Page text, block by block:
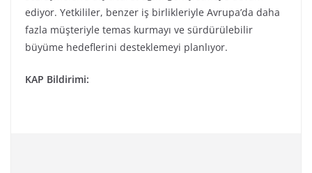
ediyor. Yetkililer, benzer iş birlikleriyle Avrupa’da daha
fazla müşteriyle temas kurmayı ve sürdürülebilir
büyüme hedeflerini desteklemeyi planlıyor.
KAP Bildirimi: